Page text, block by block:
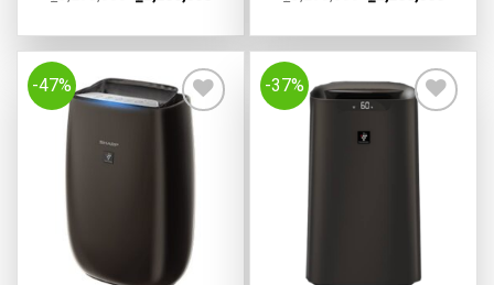
-47%
Add to
Wishlist
-37%
Add to
Wishlist